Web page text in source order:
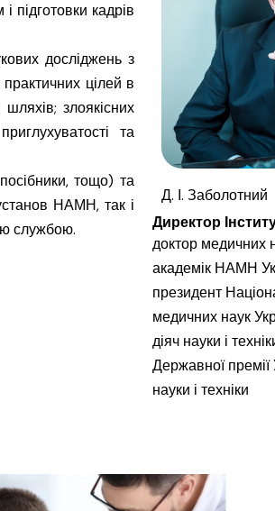
підготовки кадрів
досліджень з
цілей в
злоякісних
та
тощо) та
НАМН, так і
службою.
Д. І. Заболотний
Директор
доктор медичних
академік НАМН
президент
медичних наук
діяч науки і
Державної премії
науки і техніки